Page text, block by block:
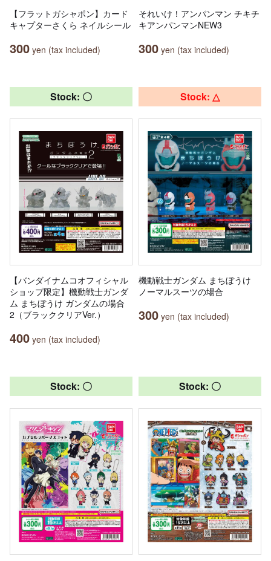
【フラットガシャポン】カード
キャプターさくら ネイルシール
300 yen (tax included)
それいけ！アンパンマン チキチ
キアンパンマンNEW3
300 yen (tax included)
Stock: 〇
【バンダイナムコオフィシャル
ショップ限定】機動戦士ガンダ
ム まちぼうけ ガンダムの場合
2（ブラッククリアVer.）
400 yen (tax included)
Stock: △
機動戦士ガンダム まちぼうけ
ノーマルスーツの場合
300 yen (tax included)
Stock: 〇 Stock: 〇